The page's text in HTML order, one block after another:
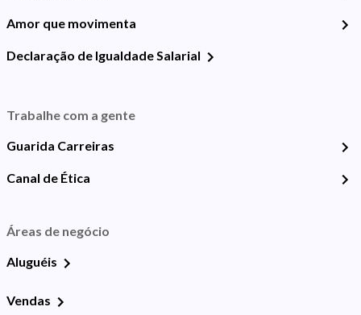
Amor que movimenta
Declaração de Igualdade Salarial
Trabalhe com a gente
Guarida Carreiras
Canal de Ética
Áreas de negócio
Aluguéis
Vendas